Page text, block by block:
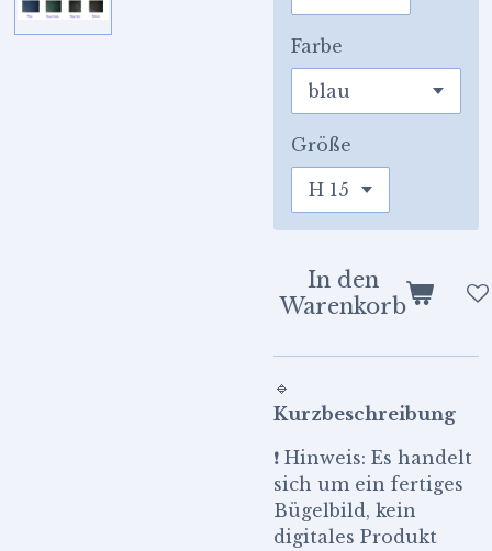
Farbe
Größe
In den
Warenkorb
🔹
Kurzbeschreibung
❗ Hinweis: Es handelt
sich um ein fertiges
Bügelbild, kein
digitales Produkt